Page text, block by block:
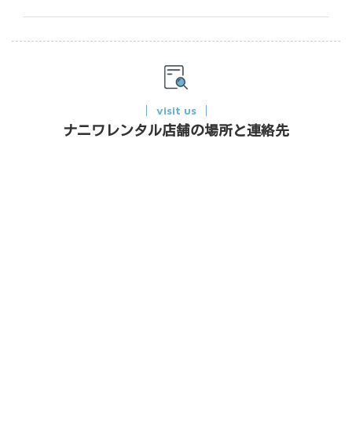
visit us
ナニワレンタル店舗の場所と連絡先